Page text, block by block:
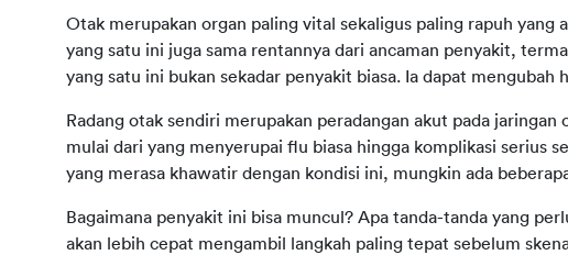
Otak merupakan organ paling vital sekaligus paling rapuh yang
yang satu ini juga sama rentannya dari ancaman penyakit,
yang satu ini bukan sekadar penyakit biasa. Ia dapat mengubah
Radang otak sendiri merupakan peradangan akut pada
mulai dari yang menyerupai flu biasa hingga komplikasi serius
yang merasa khawatir dengan kondisi ini, mungkin ada
Bagaimana penyakit ini bisa muncul? Apa tanda-tanda yang
akan lebih cepat mengambil langkah paling tepat sebelum